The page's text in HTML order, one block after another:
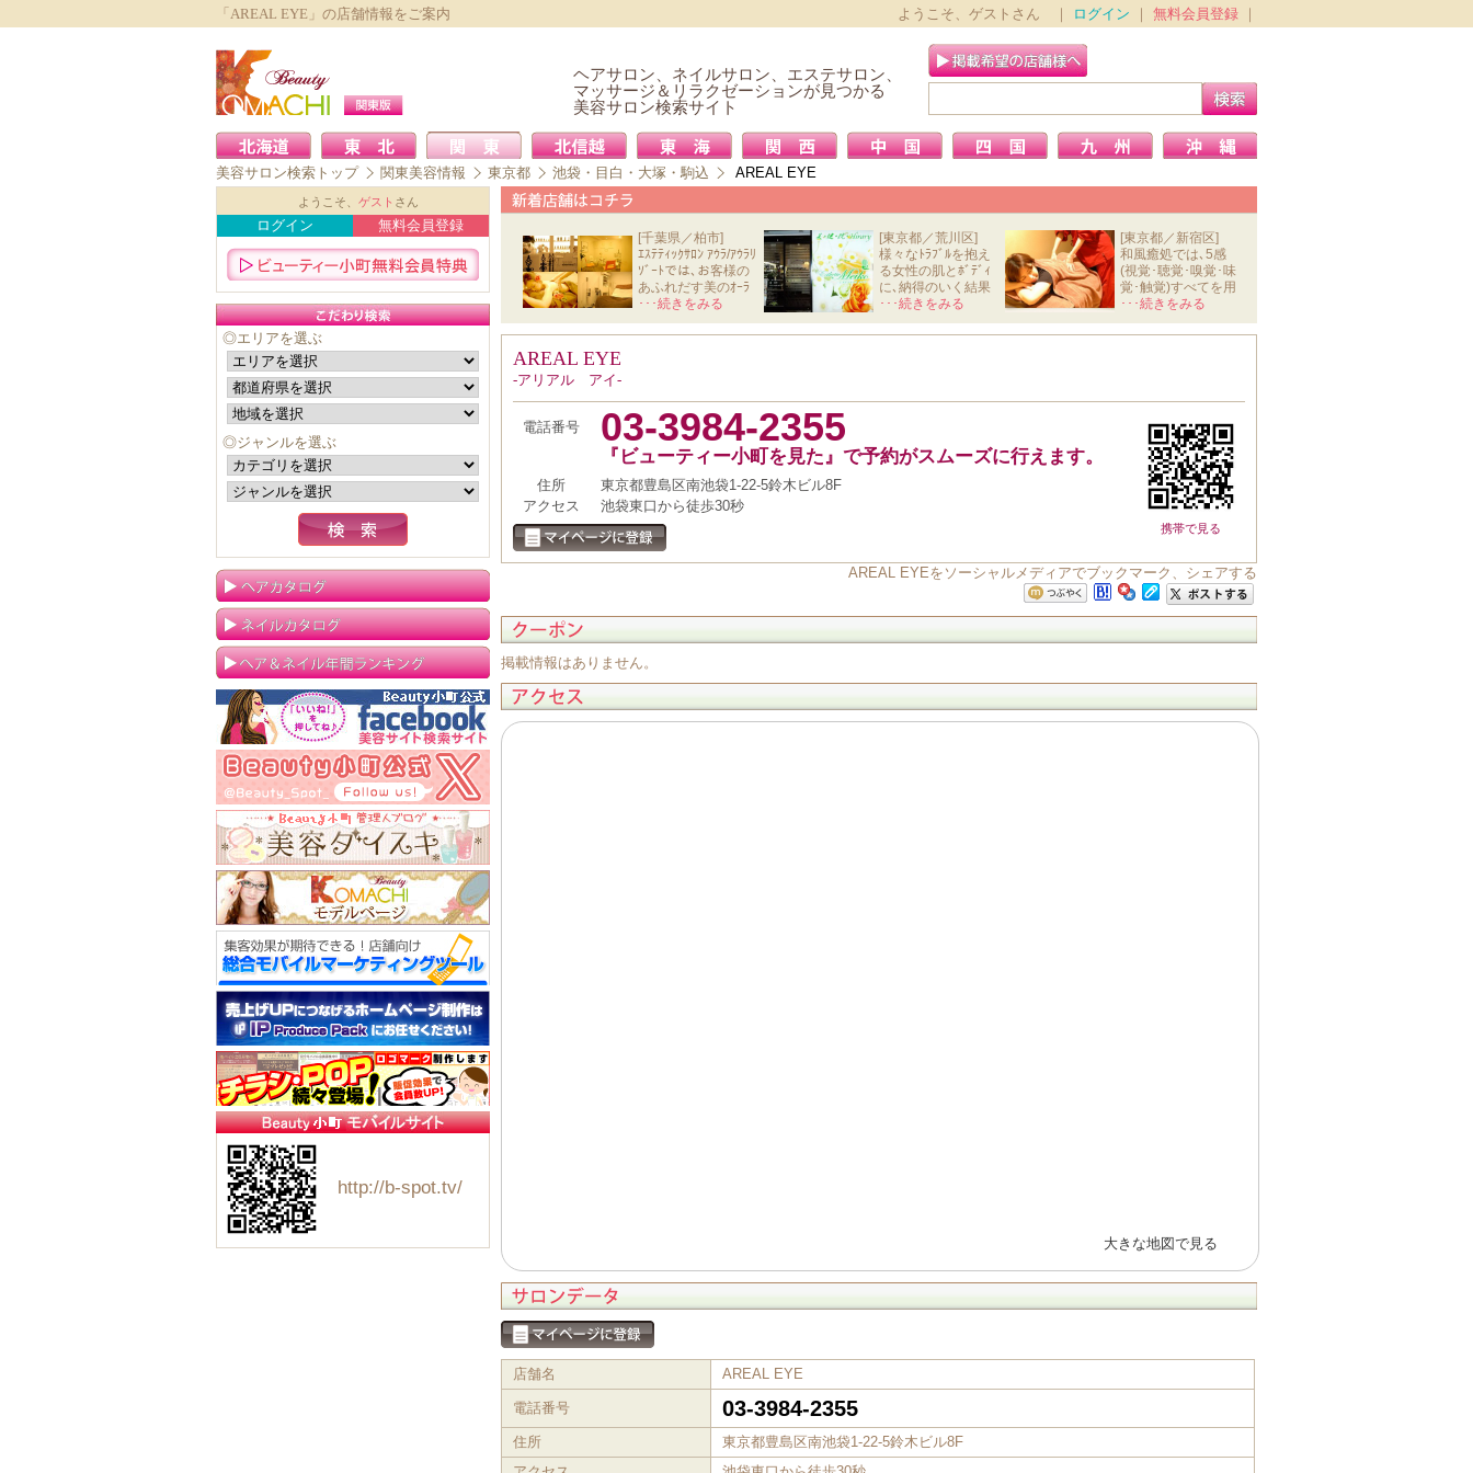
「AREAL EYE」の店舗情報をご案内 ようこそ、ゲストさん ｜ ログイン 無料会員登録
ヘアサロン、ネイルサロン、エステサロン、
マッサージ＆リラクゼーションが見つかる
美容サロン検索サイト
美容サロン検索トップ 関東美容情報 東京都 池袋・目白・大塚・駒込 AREAL EYE
[千葉県／柏市]
ｴｽﾃﾃｨｯｸｻﾛﾝ ｱｳﾗ/ｱｳﾗﾘ
ｿﾞｰﾄでは､お客様の
あふれだす美のｵｰﾗ
と心か
･･･続きをみる
[東京都／荒川区]
様々なﾄﾗﾌﾞﾙを抱え
る女性の肌とﾎﾞﾃﾞｨ
に､納得のいく結果
を導きだ
･･･続きをみる
[東京都／新宿区]
和風癒処では､5感
(視覚･聴覚･嗅覚･味
覚･触覚)すべてを用
いて､ｽﾄﾚ
･･･続きをみる
AREAL EYE
-アリアル アイ-
携帯で見る
電話番号 03-3984-2355
『ビューティー小町を見た』で予約がスムーズに行えます。
住所
東京都豊島区南池袋1-22-5鈴木ビル8F
アクセス
池袋東口から徒歩30秒
AREAL EYEをソーシャルメディアでブックマーク、シェアする
掲載情報はありません。
大きな地図で見る
店舗名 AREAL EYE
電話番号 03-3984-2355
住所
東京都豊島区南池袋1-22-5鈴木ビル8F
ようこそ、 ゲスト さん
ログイン 無料会員登録
◎エリアを選ぶ
◎ジャンルを選ぶ
http://b-spot.tv/